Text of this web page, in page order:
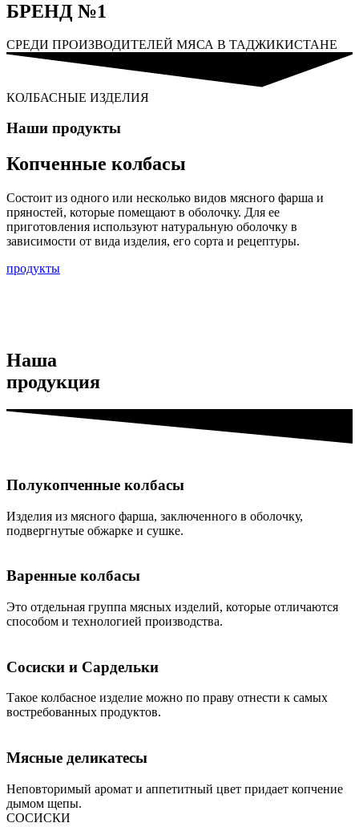
БРЕНД №1
СРЕДИ ПРОИЗВОДИТЕЛЕЙ МЯСА В ТАДЖИКИСТАНЕ
КОЛБАСНЫЕ ИЗДЕЛИЯ
Наши продукты
Копченные колбасы
Состоит из одного или несколько видов мясного фарша и
пряностей, которые помещают в оболочку. Для ее
приготовления используют натуральную оболочку в
зависимости от вида изделия, его сорта и рецептуры.
продукты
Наша
продукция
Полукопченные колбасы
Изделия из мясного фарша, заключенного в оболочку,
подвергнутые обжарке и сушке.
Варенные колбасы
Это отдельная группа мясных изделий, которые отличаются
способом и технологией производства.
Сосиски и Сардельки
Такое колбасное изделие можно по праву отнести к самых
востребованных продуктов.
Мясные деликатесы
Неповторимый аромат и аппетитный цвет придает копчение
дымом щепы.
СОСИСКИ